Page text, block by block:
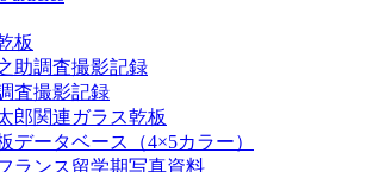
板
助調査撮影記録
査撮影記録
郎関連ガラス乾板
データベース（4×5カラー）
ランス留学期写真資料